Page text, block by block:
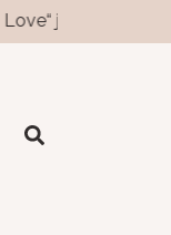
no site!